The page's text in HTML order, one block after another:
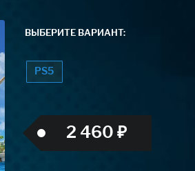
ВЫБЕРИТЕ ВАРИАНТ:
PS5
2 460 ₽